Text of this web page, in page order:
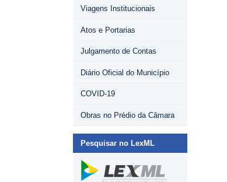
Viagens Institucionais
Atos e Portarias
Julgamento de Contas
Diário Oficial do Município
COVID-19
Obras no Prédio da Câmara
Pesquisar no LexML